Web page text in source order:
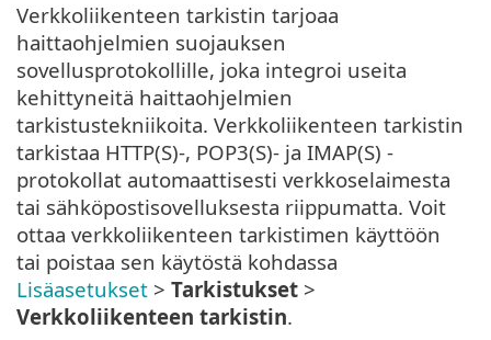
Verkkoliikenteen tarkistin tarjoaa
haittaohjelmien suojauksen
sovellusprotokollille, joka integroi useita
kehittyneitä haittaohjelmien
tarkistustekniikoita. Verkkoliikenteen tarkistin
tarkistaa HTTP(S)-, POP3(S)- ja IMAP(S) -
protokollat automaattisesti verkkoselaimesta
tai sähköpostisovelluksesta riippumatta. Voit
ottaa verkkoliikenteen tarkistimen käyttöön
tai poistaa sen käytöstä kohdassa
Lisäasetukset > Tarkistukset >
Verkkoliikenteen tarkistin.